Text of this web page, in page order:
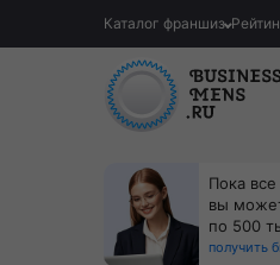
Каталог франшиз
Пока все
вы
по 500
получить